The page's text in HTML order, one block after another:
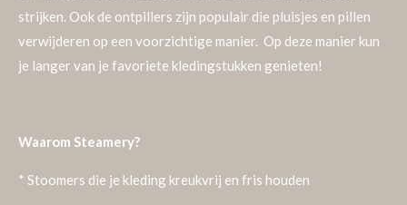
strijken. Ook de ontpillers zijn populair die pluisjes en pillen
verwijderen op een voorzichtige manier. Op deze manier kun
je langer van je favoriete kledingstukken genieten!
Waarom Steamery?
* Stoomers die je kleding kreukvrij en fris houden